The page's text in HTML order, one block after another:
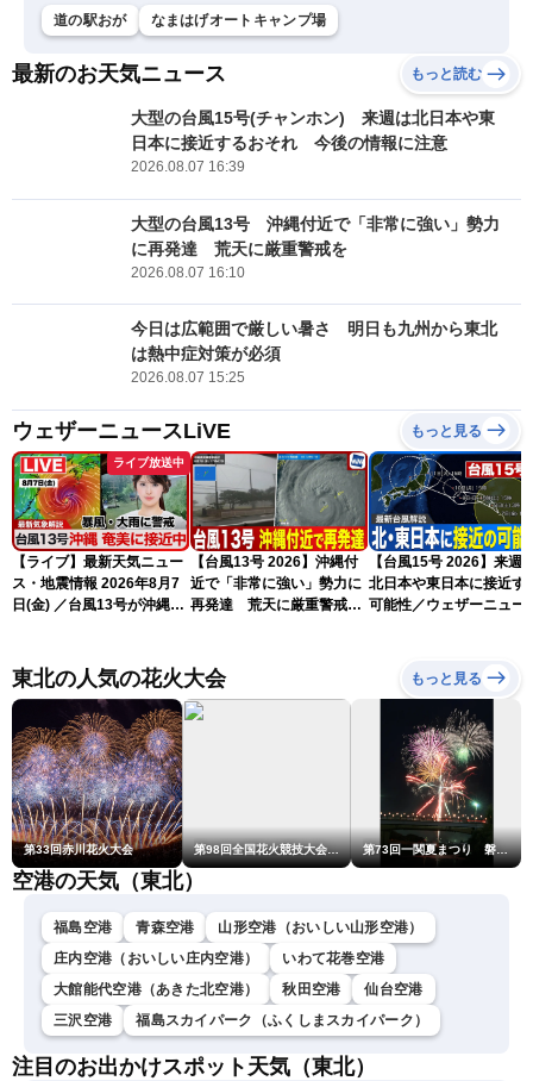
道の駅おが なまはげオートキャンプ場
最新のお天気ニュース もっと読む
大型の台風15号(チャンホン) 来週は北日本や東
日本に接近するおそれ 今後の情報に注意
2026.08.07 16:39
大型の台風13号 沖縄付近で「非常に強い」勢力
に再発達 荒天に厳重警戒を
2026.08.07 16:10
今日は広範囲で厳しい暑さ 明日も九州から東北
は熱中症対策が必須
2026.08.07 15:25
ウェザーニュースLiVE もっと見る
ライブ放送中
【ライブ】最新天気ニュー
ス・地震情報 2026年8月7
日(金) ／台風13号が沖縄・
ュースLiVEイブニング・小
川千奈／内藤邦裕〉
【台風13号 2026】沖縄付
近で「非常に強い」勢力に
再発達 荒天に厳重警戒を
【台風15号 2026】来週
北日本や東日本に接近す
可能性／ウェザーニュー
東北の人気の花火大会 もっと見る
第33回赤川花火大会 第98回全国花火競技大会「大曲の花火」 第73回一関夏まつり 磐井川川開き花火大会
空港の天気（東北）
福島空港 青森空港
山形空港（おいしい山形空港）
庄内空港（おいしい庄内空港）
いわて花巻空港
大館能代空港（あきた北空港）
秋田空港
仙台空港
三沢空港
福島スカイパーク（ふくしまスカイパーク）
注目のお出かけスポット天気（東北）